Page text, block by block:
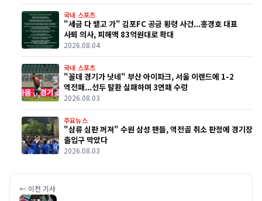
국내 스포츠
"세금 다 뱉고 가" 김포FC 공금 횡령 사건...홍경호 대표
사퇴 의사, 피해액 83억원대로 확대
2026.08.04
국내 스포츠
"꼴데 경기가 낫네" 부산 아이파크, 서울 이랜드에 1-2
역전패...선두 탈환 실패하며 3연패 수렁
2026.08.03
주요뉴스
"삼류 심판 꺼져" 수원 삼성 팬들, 역전골 취소 판정에 경기장
출입구 막았다
2026.08.03
← 이전 기사